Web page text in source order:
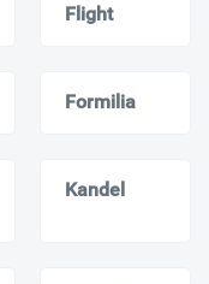
Flight
Formilia
Kandel